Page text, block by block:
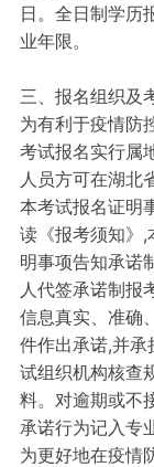
日。全日制学历
业年限。
三、报名组织及
为有利于疫情防
考试报名实行属
人员方可在湖北
本考试报名证明
读《报考须知》
明事项告知承诺
人代签承诺制报
信息真实、准确
件作出承诺,并
试组织机构核查
料。对逾期或不
承诺行为记入专
为更好地在疫情